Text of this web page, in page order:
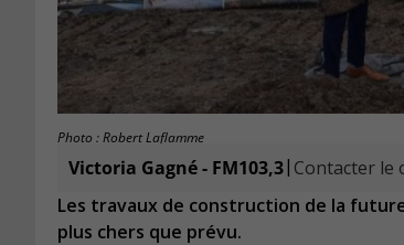
Photo : Robert Laflamme
Victoria Gagné - FM103,3| Contacter le
Les travaux de construction de la
plus chers que prévu.